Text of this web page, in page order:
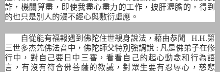
詐，機關算盡，即使我盡心盡力的工作，披肝瀝膽的，得到
的也只是別人的漫不經心與敷衍虛應。
自從能有福報遇到佛陀住世親身說法，藉由恭聞 H.H.第
三世多杰羌佛法音中，佛陀師父特別強調說 : 凡是佛弟子在修
行中，對自己要日中三審，看看自己的起心動念和行為語
言，有沒有符合佛菩薩的教誡，對眾生要有忍辱心，慈悲